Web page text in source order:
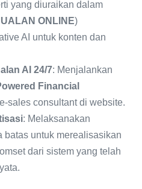
yang diuraikan dalam
ONLINE)
AI untuk konten dan
AI 24/7: Menjalankan
Financial
sales consultant di website.
: Melaksanakan
batas untuk merealisasikan
dari sistem yang telah